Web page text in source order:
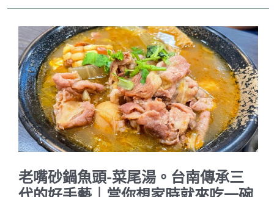
南
經
典
雞
白
湯
拉
麵
｜
厚
實
又
嫩
的
雞
老嘴砂鍋魚頭-菜尾湯。台南傳承三